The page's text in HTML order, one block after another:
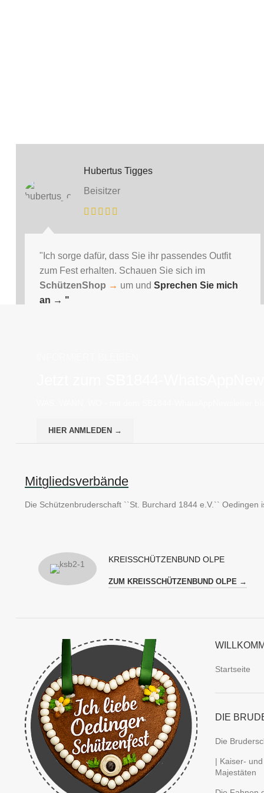
Hubertus Tigges
Beisitzer
"Ich sorge dafür, dass Sie ihr passendes Outfit
zum Fest erhalten. Schauen Sie sich im
SchützenShop → um und Sprechen Sie mich
an → "
HIER ANMLEDEN →
Mitgliedsverbände
Die Schützenbruderschaft ``St. Burchard 1844 e.V.``
KREISSCHÜTZENBUND OLPE
ZUM KREISSCHÜTZENBUND OLPE →
Startseite
DIE
Die
| Kaiser-
Majestäten